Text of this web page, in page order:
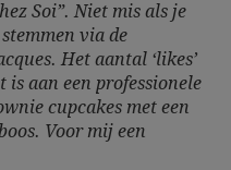
Soi”. Niet mis als je
via de
Het aantal ‘likes’
is aan een professionele
cupcakes met een
Voor mij een